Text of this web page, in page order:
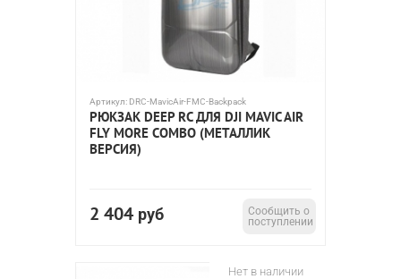
Артикул: DRC-MavicAir-FMC-Backpack
РЮКЗАК DEEP RC ДЛЯ DJI MAVIC AIR
FLY MORE COMBO (МЕТАЛЛИК
ВЕРСИЯ)
2 404 руб
Сообщить о
поступлении
Нет в наличии